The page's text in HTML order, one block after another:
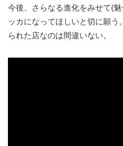
今後、さらなる進化をみせて(
ッカになってほしいと切に願う
られた店なのは間違いない。